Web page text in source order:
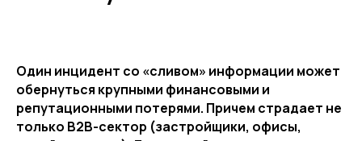
Один инцидент со «сливом» информации может
обернуться крупными финансовыми и
репутационными потерями. Причем страдает не
только B2B-сектор (застройщики, офисы,